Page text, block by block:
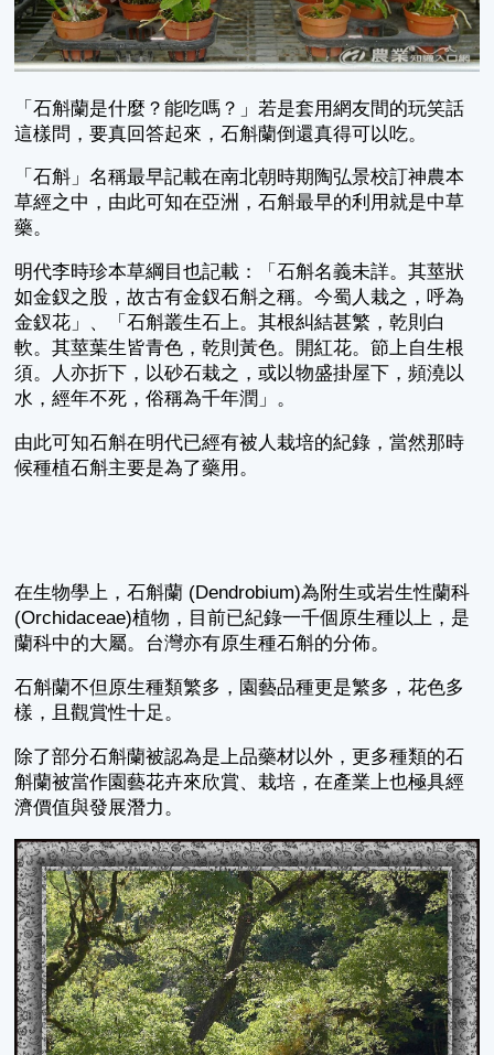
「石斛蘭是什麼？能吃嗎？」若是套用網友間的玩笑話
這樣問，要真回答起來，石斛蘭倒還真得可以吃。
「石斛」名稱最早記載在南北朝時期陶弘景校訂神農本
草經之中，由此可知在亞洲，石斛最早的利用就是中草
藥。
明代李時珍本草綱目也記載：「石斛名義未詳。其莖狀
如金釵之股，故古有金釵石斛之稱。今蜀人栽之，呼為
金釵花」、「石斛叢生石上。其根糾結甚繁，乾則白
軟。其莖葉生皆青色，乾則黃色。開紅花。節上自生根
須。人亦折下，以砂石栽之，或以物盛掛屋下，頻澆以
水，經年不死，俗稱為千年潤」。
由此可知石斛在明代已經有被人栽培的紀錄，當然那時
候種植石斛主要是為了藥用。
在生物學上，石斛蘭 (Dendrobium)為附生或岩生性蘭科
(Orchidaceae)植物，目前已紀錄一千個原生種以上，是
蘭科中的大屬。台灣亦有原生種石斛的分佈。
石斛蘭不但原生種類繁多，園藝品種更是繁多，花色多
樣，且觀賞性十足。
除了部分石斛蘭被認為是上品藥材以外，更多種類的石
斛蘭被當作園藝花卉來欣賞、栽培，在產業上也極具經
濟價值與發展潛力。